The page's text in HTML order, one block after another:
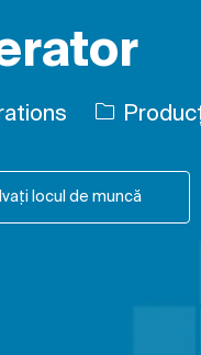
Categorie
locul de muncă